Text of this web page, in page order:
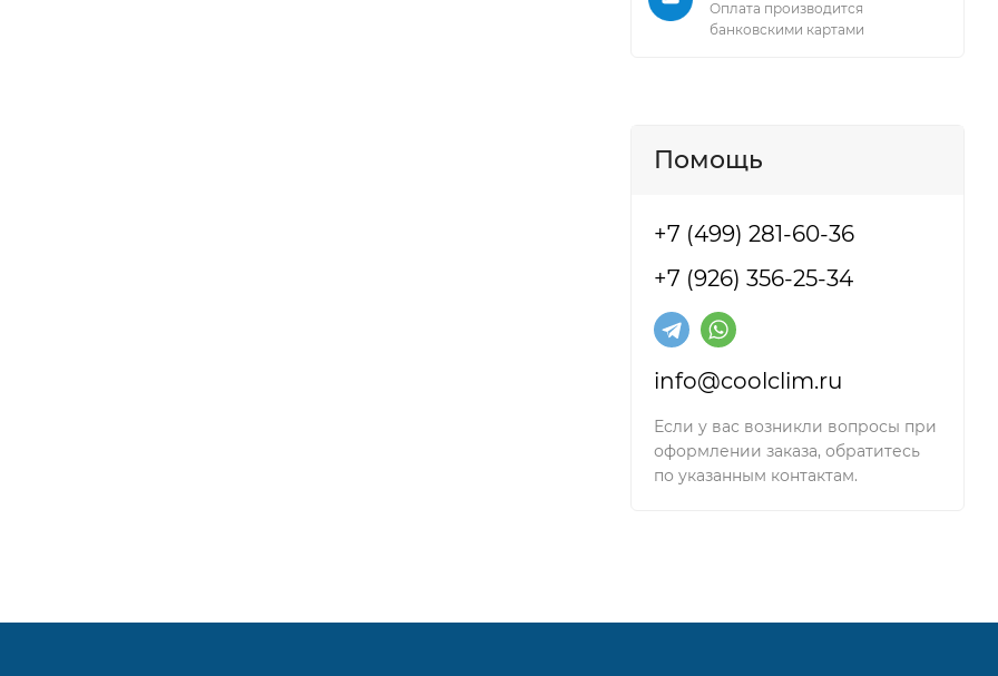
Оплата производится
банковскими картами
Помощь
+7 (499) 281-60-36
+7 (926) 356-25-34
info@coolclim.ru
Если у вас возникли вопросы при
оформлении заказа, обратитесь
по указанным контактам.